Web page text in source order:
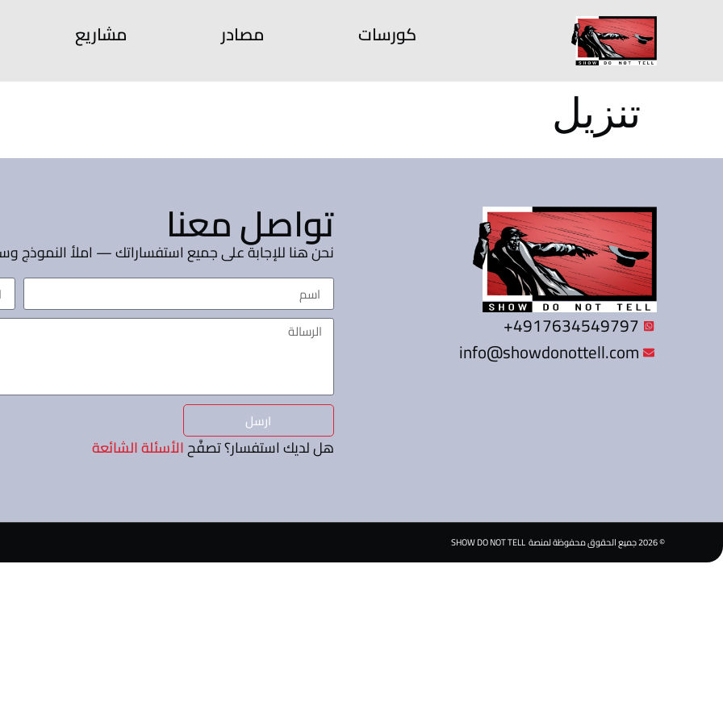
كورسات مصادر مشاريع
تنزيل
4917634549797+
info@showdonottell.com
تواصل معنا
نحن هنا للإجابة على جميع استفساراتك — املأ
ارسل
هل لديك استفسار؟ تصفَّحالأسئلة الشائعة
©
2026جميع الحقوق محفوظة لمنصة SHOW DO NOT TELL